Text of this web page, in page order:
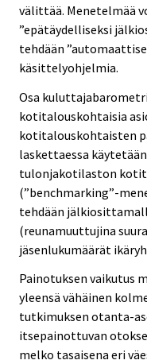
välittää. Menetelmää
”epätäydelliseksi
tehdään
käsittelyohjelmia.
Osa
kotitalouskohtaisia
kotitalouskohtaisten
laskettaessa
tulonjakotilaston
(”benchmarking”-
tehdään
(reunamuuttujina
jäsenlukumäärät
Painotuksen vaikutus
yleensä vähäinen
tutkimuksen otanta-
itsepainottuvan
melko tasaisena eri